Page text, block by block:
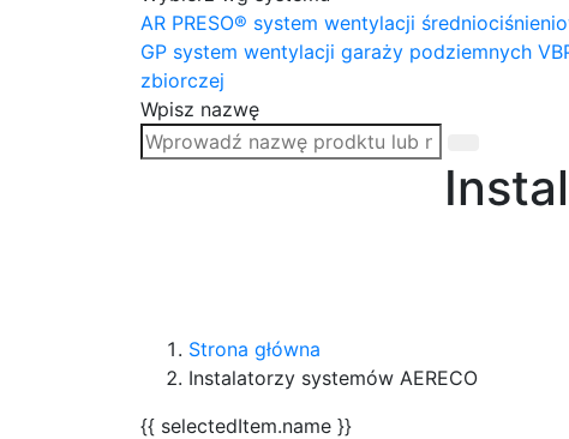
AR PRESO® system wentylacji
GP system wentylacji garaży podziemnych
zbiorczej
Wpisz nazwę
Strona główna
Instalatorzy systemów AERECO
{{ selectedItem.name }}